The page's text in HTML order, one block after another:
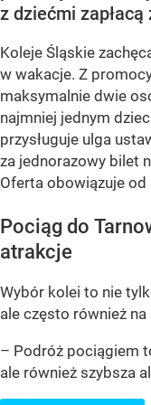
z dziećmi
Koleje Śląskie
w wakacje. Z
maksymalnie dwie
najmniej jednym
przysługuje ulga
za jednorazowy bilet
Oferta obowiązuje od
Pociąg do
atrakcje
Wybór kolei to nie
ale często również
– Podróż pociągiem
ale również szybsza